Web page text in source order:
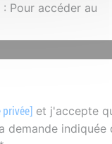
: Pour accéder au
privée] et j'accepte
demande indiquée